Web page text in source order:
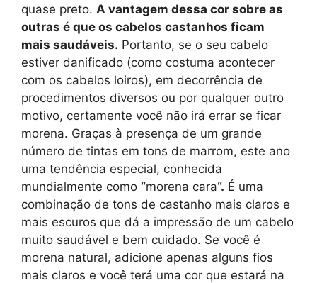
quase preto. A vantagem dessa cor sobre as
outras é que os cabelos castanhos ficam
mais saudáveis. Portanto, se o seu cabelo
estiver danificado (como costuma acontecer
com os cabelos loiros), em decorrência de
procedimentos diversos ou por qualquer outro
motivo, certamente você não irá errar se ficar
morena. Graças à presença de um grande
número de tintas em tons de marrom, este ano
uma tendência especial, conhecida
mundialmente como “morena cara“. É uma
combinação de tons de castanho mais claros e
mais escuros que dá a impressão de um cabelo
muito saudável e bem cuidado. Se você é
morena natural, adicione apenas alguns fios
mais claros e você terá uma cor que estará na